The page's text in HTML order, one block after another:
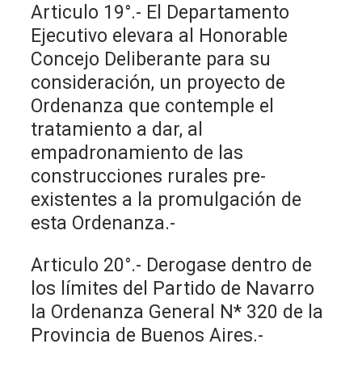
Articulo 19°.- El Departamento
Ejecutivo elevara al Honorable
Concejo Deliberante para su
consideración, un proyecto de
Ordenanza que contemple el
tratamiento a dar, al
empadronamiento de las
construcciones rurales pre-
existentes a la promulgación de
esta Ordenanza.-
Articulo 20°.- Derogase dentro de
los límites del Partido de Navarro
la Ordenanza General N* 320 de la
Provincia de Buenos Aires.-